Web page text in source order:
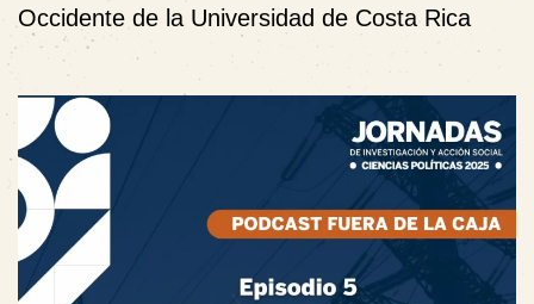
Occidente de la Universidad de Costa Rica